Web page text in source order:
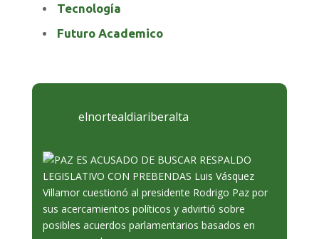
Tecnología
Futuro Academico
elnortealdiariberalta